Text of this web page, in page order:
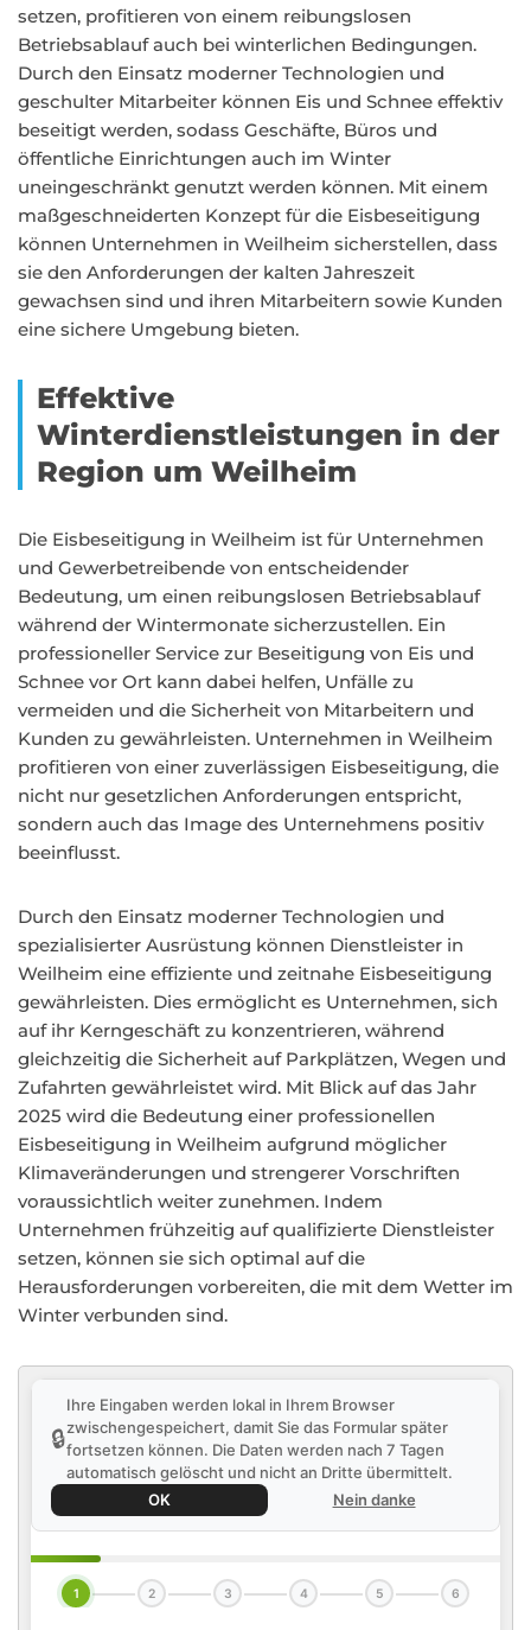
setzen, profitieren von einem reibungslosen
Betriebsablauf auch bei winterlichen Bedingungen.
Durch den Einsatz moderner Technologien und
geschulter Mitarbeiter können Eis und Schnee effektiv
beseitigt werden, sodass Geschäfte, Büros und
öffentliche Einrichtungen auch im Winter
uneingeschränkt genutzt werden können. Mit einem
maßgeschneiderten Konzept für die Eisbeseitigung
können Unternehmen in Weilheim sicherstellen, dass
sie den Anforderungen der kalten Jahreszeit
gewachsen sind und ihren Mitarbeitern sowie Kunden
eine sichere Umgebung bieten.
Effektive
Winterdienstleistungen in der
Region um Weilheim
Die Eisbeseitigung in Weilheim ist für Unternehmen
und Gewerbetreibende von entscheidender
Bedeutung, um einen reibungslosen Betriebsablauf
während der Wintermonate sicherzustellen. Ein
professioneller Service zur Beseitigung von Eis und
Schnee vor Ort kann dabei helfen, Unfälle zu
vermeiden und die Sicherheit von Mitarbeitern und
Kunden zu gewährleisten. Unternehmen in Weilheim
profitieren von einer zuverlässigen Eisbeseitigung, die
nicht nur gesetzlichen Anforderungen entspricht,
sondern auch das Image des Unternehmens positiv
beeinflusst.
Durch den Einsatz moderner Technologien und
spezialisierter Ausrüstung können Dienstleister in
Weilheim eine effiziente und zeitnahe Eisbeseitigung
gewährleisten. Dies ermöglicht es Unternehmen, sich
auf ihr Kerngeschäft zu konzentrieren, während
gleichzeitig die Sicherheit auf Parkplätzen, Wegen und
Zufahrten gewährleistet wird. Mit Blick auf das Jahr
2025 wird die Bedeutung einer professionellen
Eisbeseitigung in Weilheim aufgrund möglicher
Klimaveränderungen und strengerer Vorschriften
voraussichtlich weiter zunehmen. Indem
Unternehmen frühzeitig auf qualifizierte Dienstleister
setzen, können sie sich optimal auf die
Herausforderungen vorbereiten, die mit dem Wetter im
Winter verbunden sind.
🔒
Ihre Eingaben werden lokal in Ihrem Browser
zwischengespeichert, damit Sie das Formular später
fortsetzen können. Die Daten werden nach 7 Tagen
automatisch gelöscht und nicht an Dritte übermittelt.
OK
Nein danke
1 2 3 4 5 6